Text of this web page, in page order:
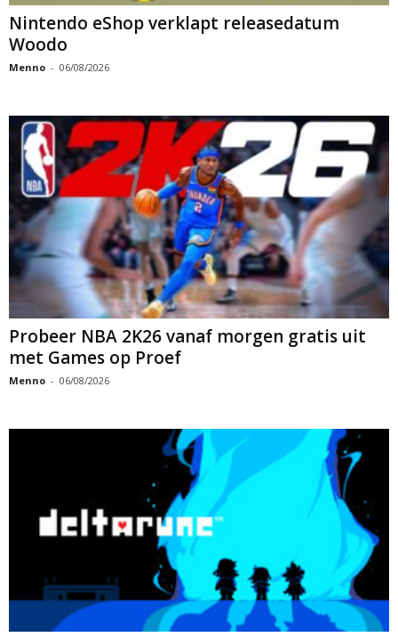
Nintendo eShop verklapt releasedatum
Woodo
Menno - 06/08/2026
Probeer NBA 2K26 vanaf morgen gratis uit
met Games op Proef
Menno - 06/08/2026